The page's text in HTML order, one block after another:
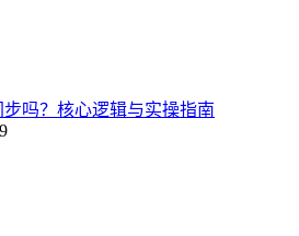
吗？核心逻辑与实操指南